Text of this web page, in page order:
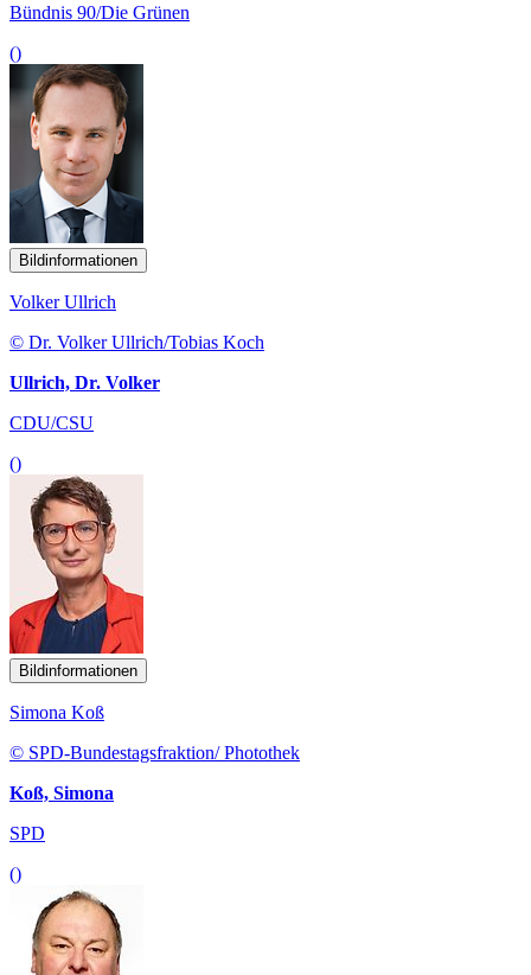
Bündnis 90/Die Grünen
()
Bildinformationen
Volker Ullrich
© Dr. Volker Ullrich/Tobias Koch
Ullrich, Dr. Volker
CDU/CSU
()
Bildinformationen
Simona Koß
© SPD-Bundestagsfraktion/ Photothek
Koß, Simona
SPD
()